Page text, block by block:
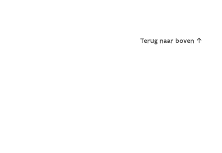
Terug naar boven